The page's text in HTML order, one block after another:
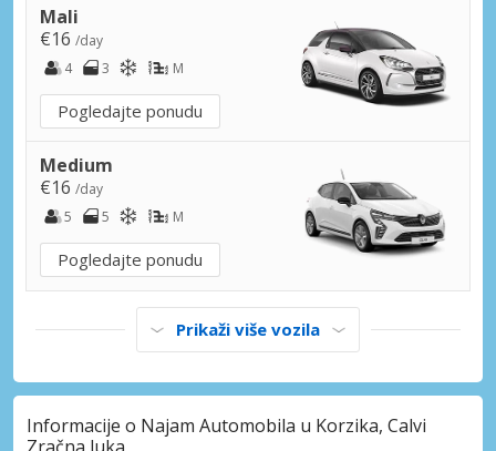
Mali
€16 /day
4
3 M
Pogledajte ponudu
Medium
€16 /day
5
5 M
Pogledajte ponudu
Prikaži više vozila
Informacije o Najam Automobila u Korzika, Calvi